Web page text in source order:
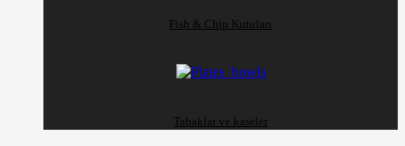
Fish & Chip Kutuları
Tabaklar ve kaseler